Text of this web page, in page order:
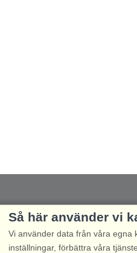
Så här använder vi
Vi använder data från våra egna
inställningar, förbättra våra